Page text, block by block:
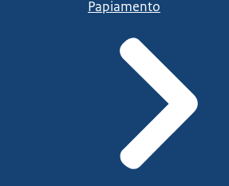
Papiamento